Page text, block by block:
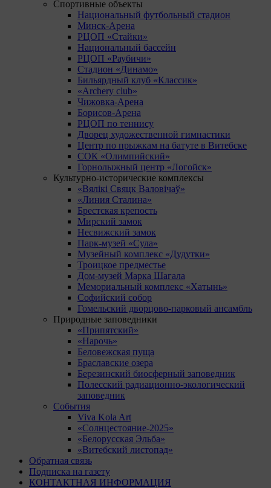
Спортивные объекты
Национальный футбольный стадион
Минск-Арена
РЦОП «Стайки»
Национальный бассейн
РЦОП «Раубичи»
Стадион «Динамо»
Бильярдный клуб «Классик»
«Archery club»
Чижовка-Арена
Борисов-Арена
РЦОП по теннису
Дворец художественной гимнастики
Центр по прыжкам на батуте в Витебске
СОК «Олимпийский»
Горнолыжный центр «Логойск»
Культурно-исторические комплексы
«Вялікі Свяцк Валовічаў»
«Линия Сталина»
Брестская крепость
Мирский замок
Несвижский замок
Парк-музей «Сула»
Музейный комплекс «Дудутки»
Троицкое предместье
Дом-музей Марка Шагала
Мемориальный комплекс «Хатынь»
Софийский собор
Гомельский дворцово-парковый ансамбль
Природные заповедники
«Припятский»
«Нарочь»
Беловежская пуща
Браславские озера
Березинский биосферный заповедник
Полесский радиационно-экологический
заповедник
События
Viva Kola Art
«Солнцестояние-2025»
«Белорусская Эльба»
«Витебский листопад»
Обратная связь
Подписка на газету
КОНТАКТНАЯ ИНФОРМАЦИЯ